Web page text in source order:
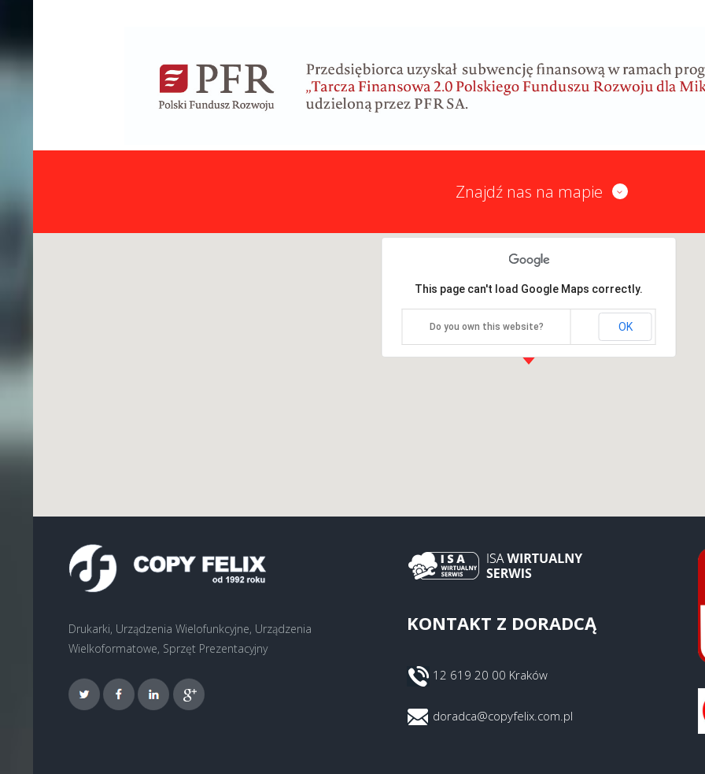
Znajdź nas na mapie
This page can't load Google Maps correctly.
Do you own this website? OK
Drukarki, Urządzenia Wielofunkcyjne, Urządzenia
Wielkoformatowe, Sprzęt Prezentacyjny
KONTAKT Z DORADCĄ
12 619 20 00 Kraków
doradca@copyfelix.com.pl